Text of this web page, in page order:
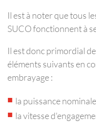
Il est à noter que tous
SUCO fonctionnent à
Il est donc primordial
éléments suivants en
embrayage :
la puissance
la vitesse